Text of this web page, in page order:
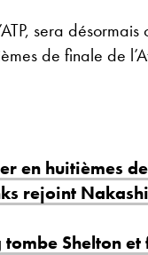
sera
de finale de
en huitièmes
rejoint
Shelton